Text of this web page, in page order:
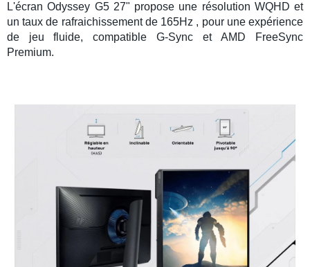
L'écran Odyssey G5 27" propose une résolution WQHD et
un taux de rafraichissement de 165Hz , pour une expérience
de jeu fluide, compatible G-SyncetAMD FreeSync
Premium.